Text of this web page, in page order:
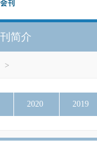
简介
>
2020 2019